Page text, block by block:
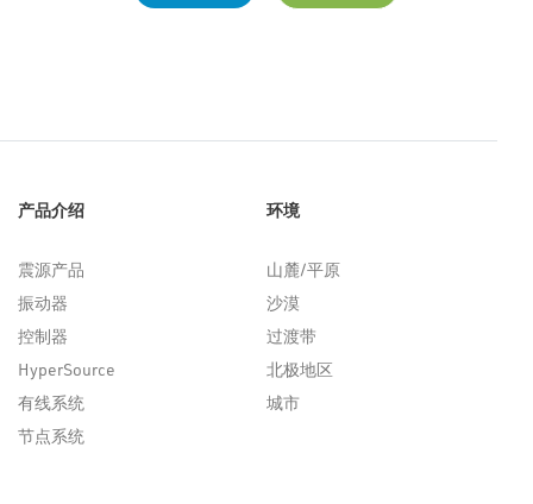
产品介绍
震源产品
振动器
控制器
HyperSource
有线系统
节点系统
环境
山麓/平原
沙漠
过渡带
北极地区
城市